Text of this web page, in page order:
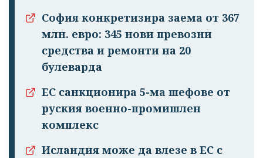
София конкретизира заема от 367
млн. евро: 345 нови превозни
средства и ремонти на 20
булеварда
ЕС санкционира 5-ма шефове от
руския военно-промишлен
комплекс
Исландия може да влезе в ЕС с